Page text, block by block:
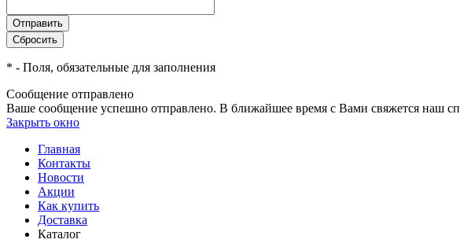
* - Поля, обязательные для заполнения
Сообщение отправлено
Ваше сообщение успешно отправлено. В ближайшее время с Вами свяжется наш
Закрыть окно
Главная
Контакты
Новости
Акции
Как купить
Доставка
Каталог